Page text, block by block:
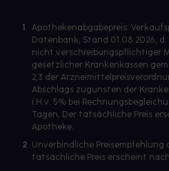
1
Apothekenabgabepreis:
Datenbank, Stand 01.08.2026,
nicht verschreibungspflichtiger
gesetzlicher Krankenkassen
2,3 der
Abschlags zugunsten der
i.H.v. 5% bei
Tagen. Der tatsächliche Preis
Apotheke.
2 Unverbindliche Preisempfehlung
tatsächliche Preis erscheint